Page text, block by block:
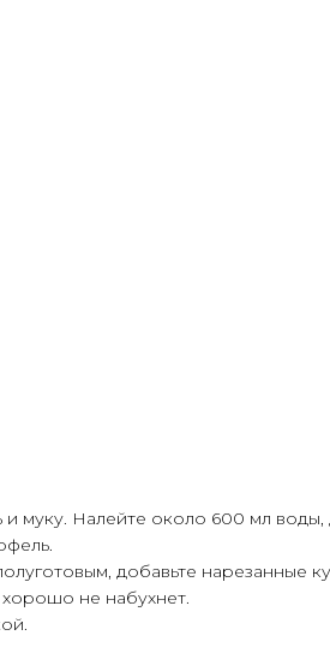
муку. Налейте около 600 мл воды,
добавьте нарезанные
не набухнет.